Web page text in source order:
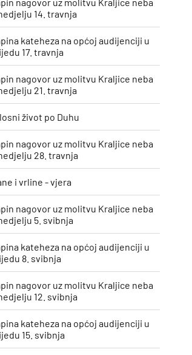
nagovor uz molitvu Kraljice neba
14. travnja
kateheza na općoj audijenciji u
17. travnja
nagovor uz molitvu Kraljice neba
21. travnja
život po Duhu
nagovor uz molitvu Kraljice neba
28. travnja
i vrline - vjera
nagovor uz molitvu Kraljice neba
5. svibnja
kateheza na općoj audijenciji u
8. svibnja
nagovor uz molitvu Kraljice neba
12. svibnja
kateheza na općoj audijenciji u
15. svibnja